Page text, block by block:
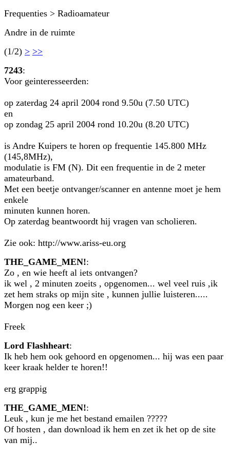
Frequenties > Radioamateur
Andre in de ruimte
(1/2) > >>
7243:
Voor geinteresseerden:
op zaterdag 24 april 2004 rond 9.50u (7.50 UTC)
en
op zondag 25 april 2004 rond 10.20u (8.20 UTC)
is Andre Kuipers te horen op frequentie 145.800 MHz
(145,8MHz),
modulatie is FM (N). Dit een frequentie in de 2 meter
amateurband.
Met een beetje ontvanger/scanner en antenne moet je hem
enkele
minuten kunnen horen.
Op zaterdag beantwoordt hij vragen van scholieren.
Zie ook: http://www.ariss-eu.org
THE_GAME_MEN!:
Zo , en wie heeft al iets ontvangen?
ik wel , 2 minuten zoeits , opgenomen... wel veel ruis ,ik
zet hem straks op mijn site , kunnen jullie luisteren.....
Morgen nog een keer ;)
Freek
Lord Flashheart:
Ik heb hem ook gehoord en opgenomen... hij was een paar
keer kraak helder te horen!!
erg grappig
THE_GAME_MEN!:
Leuk , kun je me het bestand emailen ?????
Of hosten , dan download ik hem en zet ik het op de site
van mij..